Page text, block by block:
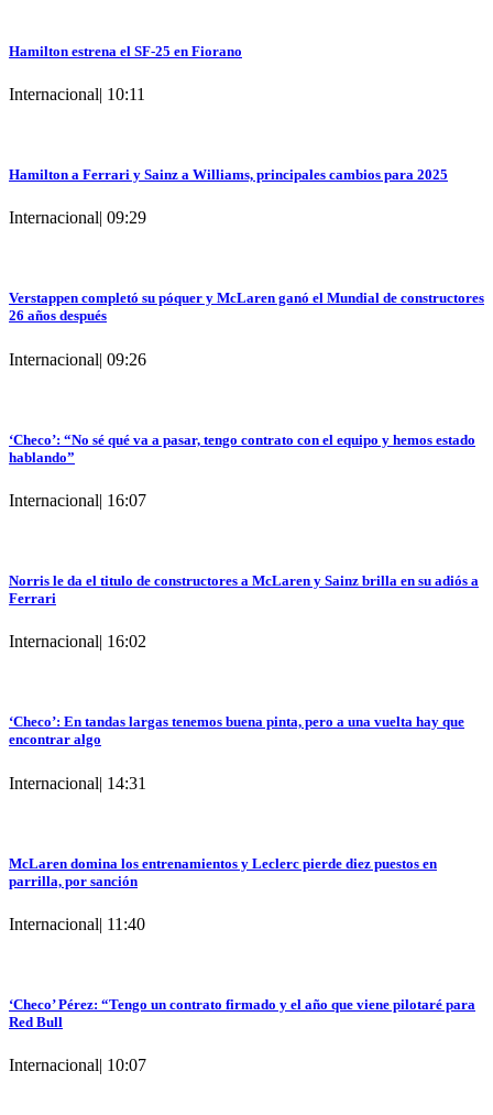
Hamilton estrena el SF-25 en Fiorano
Internacional| 10:11
Hamilton a Ferrari y Sainz a Williams, principales cambios para 2025
Internacional| 09:29
Verstappen completó su póquer y McLaren ganó el Mundial de constructores
26 años después
Internacional| 09:26
‘Checo’: “No sé qué va a pasar, tengo contrato con el equipo y hemos estado
hablando”
Internacional| 16:07
Norris le da el titulo de constructores a McLaren y Sainz brilla en su adiós a
Ferrari
Internacional| 16:02
‘Checo’: En tandas largas tenemos buena pinta, pero a una vuelta hay que
encontrar algo
Internacional| 14:31
McLaren domina los entrenamientos y Leclerc pierde diez puestos en
parrilla, por sanción
Internacional| 11:40
‘Checo’ Pérez: “Tengo un contrato firmado y el año que viene pilotaré para
Red Bull
Internacional| 10:07